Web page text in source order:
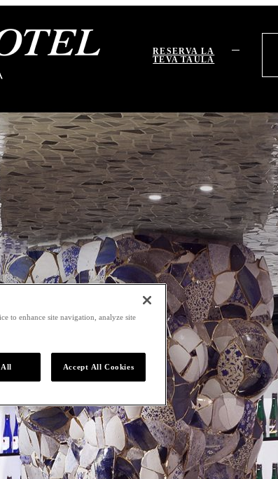
RESERVA LA
TEVA TAULA
Amb unes vistes impressionants de
a l’estil Nobu, còctels artesanals i
to enhance site navigation, analyze site
All Accept All Cookies